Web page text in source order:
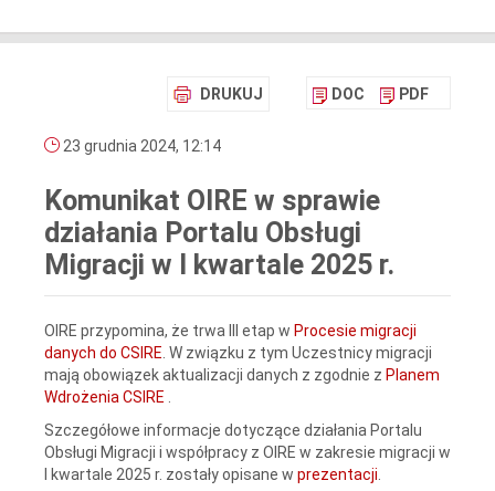
DRUKUJ DOC PDF
23 grudnia 2024, 12:14
Komunikat OIRE w sprawie
działania Portalu Obsługi
Migracji w I kwartale 2025 r.
OIRE przypomina, że trwa III etap w Procesie migracji
danych do CSIRE . W związku z tym Uczestnicy migracji
mają obowiązek aktualizacji danych z zgodnie z Planem
Wdrożenia CSIRE
Szczegółowe informacje dotyczące działania Portalu
Obsługi Migracji i współpracy z OIRE w zakresie migracji w
I kwartale 2025 r. zostały opisane w prezentacji